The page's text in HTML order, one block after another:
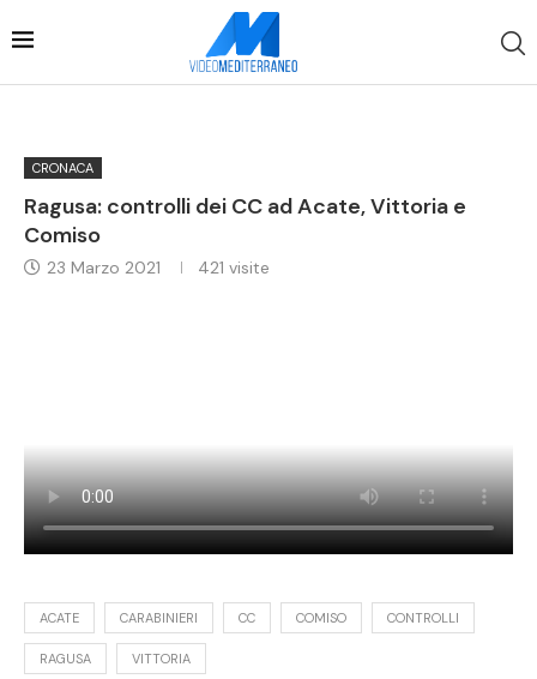
CRONACA
Ragusa: controlli dei CC ad Acate, Vittoria e
Comiso
23 Marzo 2021 421 visite
ACATE CARABINIERI CC COMISO CONTROLLI
RAGUSA VITTORIA